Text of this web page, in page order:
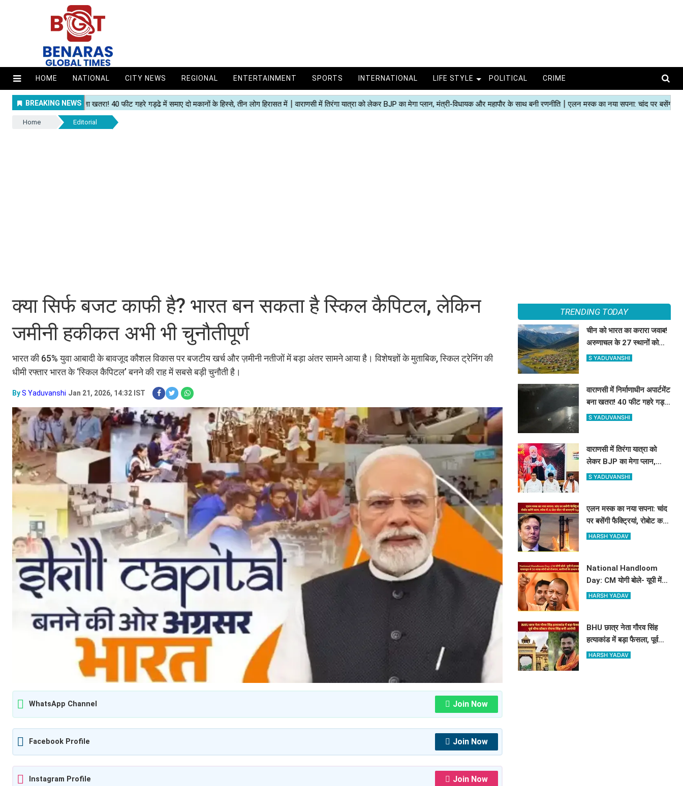
HOME NATIONAL CITY NEWS REGIONAL ENTERTAINMENT SPORTS INTERNATIONAL LIFE STYLE POLITICAL CRIME
Home Editorial
क्या सिर्फ बजट काफी है? भारत बन सकता है स्किल कैपिटल, लेकिन
जमीनी हकीकत अभी भी चुनौतीपूर्ण
भारत की 65% युवा आबादी के बावजूद कौशल विकास पर बजटीय खर्च और ज़मीनी नतीजों में बड़ा अंतर सामने आया है। विशेषज्ञों के मुताबिक, स्किल ट्रेनिंग की
धीमी रफ्तार भारत के ‘स्किल कैपिटल’ बनने की राह में सबसे बड़ी चुनौती है।
ByS Yaduvanshi Jan 21, 2026, 14:32 IST
WhatsApp Channel Join Now
Facebook Profile Join Now
Instagram Profile Join Now
TRENDING TODAY
चीन को भारत का करारा जवाब!
अरुणाचल के 27 स्थानों को
आधिकारिक नक्शे में दी नई
S YADUVANSHI
वाराणसी में निर्माणाधीन अपार्टमेंट
बना खतरा! 40 फीट गहरे गड्ढे
में समाए दो मकानों के
S YADUVANSHI
वाराणसी में तिरंगा यात्रा को
लेकर BJP का मेगा प्लान,
मंत्री-विधायक और महापौर के
S YADUVANSHI
एलन मस्क का नया सपना: चांद
पर बसेंगी फैक्ट्रियां, रोबोट करेंगे
काम; स्पेस में AI डेटा सेंटर भी
HARSH YADAV
National Handloom
Day: CM योगी बोले- यूपी में
हथकरघा और पावरलूम से 30
HARSH YADAV
BHU छात्र नेता गौरव सिंह
हत्याकांड में बड़ा फैसला, पूर्व
चीफ प्रॉक्टर रोयना सिंह बनीं
HARSH YADAV